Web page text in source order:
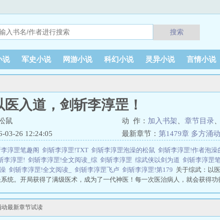
搜索
说 军史小说 网游小说 科幻小说 灵异小说 言情小说
入道，剑斩李淳罡！
鼠 动 作： 加入书架 章节目录
03-26 12:24:05
最新章节： 第1479章 多方涌动
淳罡笔趣阁 剑斩李淳罡!TXT 剑斩李淳罡泡澡的松鼠 剑斩李淳罡!作者泡
李淳罡! 剑斩李淳罡!全文阅读_综 剑斩李淳罡 综武侠以剑为道 剑斩李淳罡
剑斩李淳罡!全文阅读_ 剑斩李淳罡飞卢 剑斩李淳罡!第179 关于综武：以
统。开局获得了满级医术，成为了一代神医！每一次医治病人，就会获得
一万点功德，系统奖励！”……当所有人都已以为叶霖只会医术时。没想到
人间，掠夺人间气运。叶霖一人一剑，斩数千仙人与剑下。综武：以医入
最新章节试读